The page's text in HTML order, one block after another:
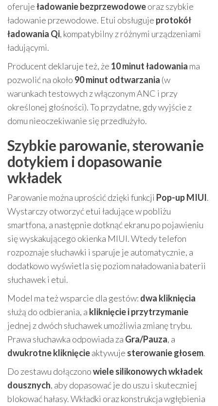
oferujeładowanie bezprzewodoweoraz szybkie
ładowanie przewodowe. Etui obsługuje protokół
ładowania Qi, kompatybilny z różnymi urządzeniami
ładującymi.
Producent deklaruje też, że 10 minut ładowania ma
pozwolić na około 90 minut odtwarzania (w
warunkach testowych z włączonym ANC i przy
określonej głośności). To przydatne, gdy wyjście z
domu nieoczekiwanie się przedłużyło.
Szybkie parowanie, sterowanie
dotykiem i dopasowanie
wkładek
Parowanie można uprościć dzięki funkcji Pop-up MIUI.
Wystarczy otworzyć etui ładujące w pobliżu
smartfona, a następnie dotknąć ekranu po pojawieniu
się wyskakującego okienka MIUI. Wtedy telefon
rozpoznaje słuchawki i sparuje je automatycznie, a
dodatkowo wyświetla się poziom naładowania baterii
słuchawek i etui.
Model ma też wsparcie dla gestów: dwa kliknięcia
służą do odbierania, a kliknięcie i przytrzymanie
jednej z dwóch słuchawek umożliwia zmianę trybu.
Prawa słuchawka odpowiada za Gra/Pauza, a
dwukrotne kliknięcieaktywuje sterowanie głosem.
Do zestawu dołączonowiele silikonowych wkładek
dousznych, aby dopasować je do uszu i skuteczniej
blokować hałasy. Wkładki oraz konstrukcja wgłębienia